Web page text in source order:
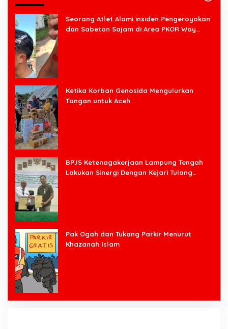
Seorang Atlet Alami insiden Pengeroyokan
dan Sabetan Sajam di Area PKOR Way
Ketika Korban Genosida Mengulurkan
Tangan untuk Aceh
BPJS Ketenagakerjaan Lampung Tengah
Lakukan Sinergi Dengan Kejari Tulang
Pak Ogah dan Tukang Parkir Menurut
Khazanah Islam